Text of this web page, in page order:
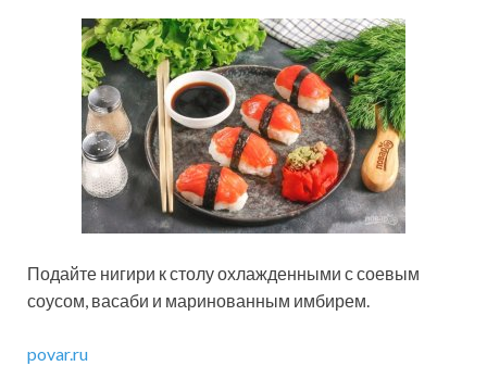
Подайте нигири к столу охлажденными с соевым
соусом, васаби и маринованным имбирем.
povar.ru